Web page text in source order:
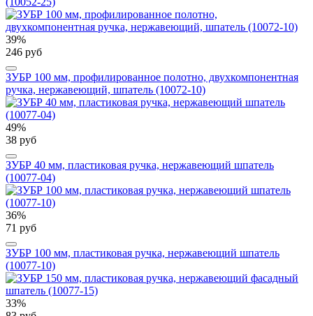
39%
246 руб
ЗУБР 100 мм, профилированное полотно, двухкомпонентная
ручка, нержавеющий, шпатель (10072-10)
49%
38 руб
ЗУБР 40 мм, пластиковая ручка, нержавеющий шпатель
(10077-04)
36%
71 руб
ЗУБР 100 мм, пластиковая ручка, нержавеющий шпатель
(10077-10)
33%